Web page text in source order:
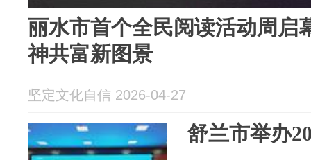
丽水市首个全民阅读活动周启
神共富新图景
坚定文化自信 2026-04-27
舒兰市举办